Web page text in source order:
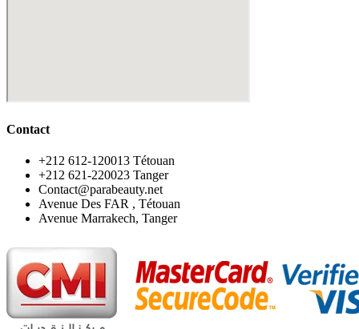
Contact
‪+212 612-120013 Tétouan
‪+212 621-220023 Tanger
Contact@parabeauty.net
Avenue Des FAR , Tétouan
Avenue Marrakech, Tanger